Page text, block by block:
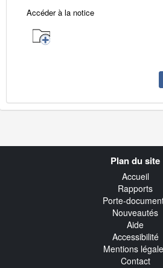
Accéder à la notice
Plan du site
Accueil
Rapports
Porte-
Nouveautés
Aide
Accessibilité
Mentions
Contact